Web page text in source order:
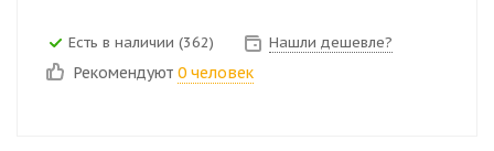
Есть в наличии (362) Нашли дешевле?
Рекомендуют 0 человек